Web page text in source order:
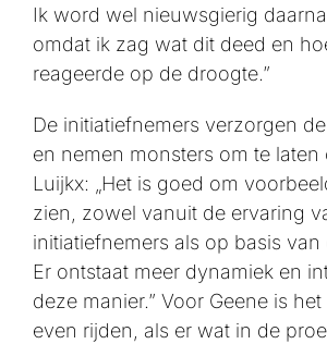
Ik word wel nieuwsgierig
omdat ik zag wat dit deed en
reageerde op de droogte.”
De initiatiefnemers verzorgen
en nemen monsters om te laten
Luijkx: „Het is goed om
zien, zowel vanuit de ervaring
initiatiefnemers als op basis van
Er ontstaat meer dynamiek en
deze manier.” Voor Geene is
even rijden, als er wat in de